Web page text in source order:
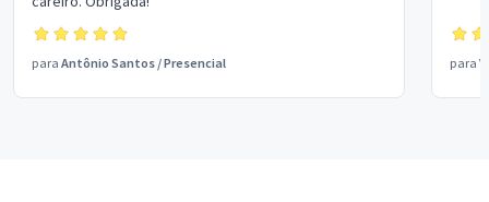
para Antônio Santos /Presencial para